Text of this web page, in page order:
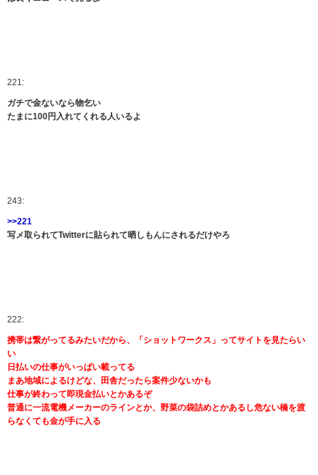
221:
ガチで金ないなら物乞い
たまに100円入れてくれる人いるよ
243:
>>221
写メ取られてTwitterに貼られて晒しもんにされるだけやろ
222:
携帯は繋がってるみたいだから、「ショットワークス」ってサイトを見たらい
い
日払いの仕事がいっぱい載ってる
まあ地域によるけどな、田舎だったら案件少ないかも
仕事が終わって即現金払いとかあるぞ
普通に一流電機メーカーのラインとか、野菜の袋詰めとかあるし危ない橋を渡
らなくても金が手に入る